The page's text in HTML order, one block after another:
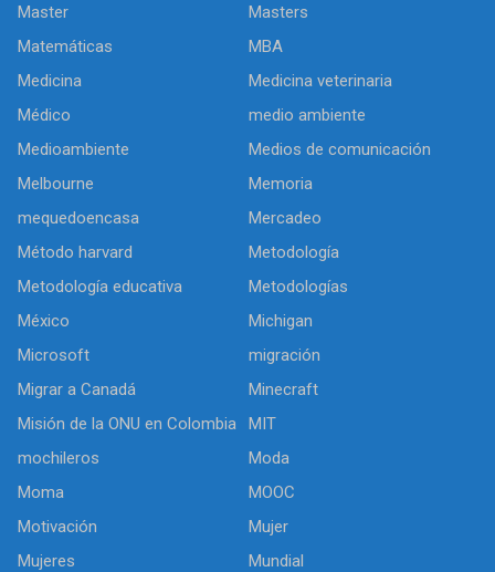
Master
Masters
Matemáticas
MBA
Medicina
Medicina veterinaria
Médico
medio ambiente
Medioambiente
Medios de comunicación
Melbourne
Memoria
mequedoencasa
Mercadeo
Método harvard
Metodología
Metodología educativa
Metodologías
México
Michigan
Microsoft
migración
Migrar a Canadá
Minecraft
Misión de la ONU en Colombia
MIT
mochileros
Moda
Moma
MOOC
Motivación
Mujer
Mujeres
Mundial